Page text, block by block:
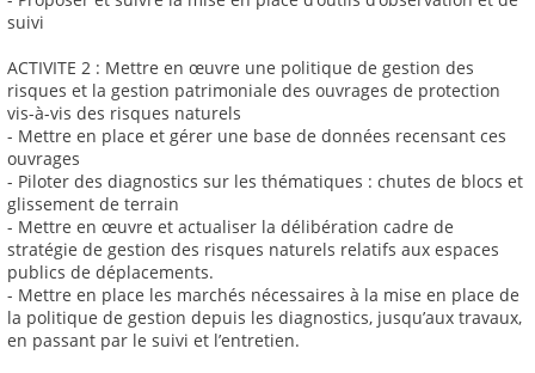
suivi
ACTIVITE 2 : Mettre en œuvre une politique de gestion des
risques et la gestion patrimoniale des ouvrages de protection
vis-à-vis des risques naturels
- Mettre en place et gérer une base de données recensant ces
ouvrages
- Piloter des diagnostics sur les thématiques : chutes de blocs et
glissement de terrain
- Mettre en œuvre et actualiser la délibération cadre de
stratégie de gestion des risques naturels relatifs aux espaces
publics de déplacements.
- Mettre en place les marchés nécessaires à la mise en place de
la politique de gestion depuis les diagnostics, jusqu’aux travaux,
en passant par le suivi et l’entretien.